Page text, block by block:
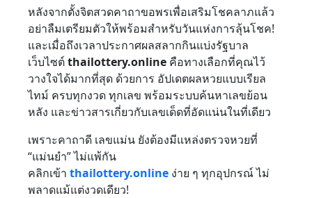
หลังจากตั้งจิตสวดคาถาขอพรเพื่อเสริมโชคลาภแล้ว
อย่าลืมเตรียมตัวให้พร้อมสำหรับวันแห่งการลุ้นโชค!
และเมื่อถึงเวลาประกาศผลสลากกินแบ่งรัฐบาล
เว็บไซต์thailottery.online คือทางเลือกที่คุณไว้
วางใจได้มากที่สุด ด้วยการ อัปเดตผลหวยแบบเรียล
ไทม์ ครบทุกงวด ทุกเลข พร้อมระบบค้นหาเลขย้อน
หลัง และข่าวสารเกี่ยวกับเลขเด็ดที่อัดแน่นในที่เดียว
เพราะคาถาดี เลขแม่น ยังต้องมีแหล่งตรวจหวยที่
“แม่นยำ” ไม่แพ้กัน
คลิกเข้า thailottery.online ง่าย ๆ ทุกอุปกรณ์ ไม่
พลาดแม้แต่งวดเดียว!